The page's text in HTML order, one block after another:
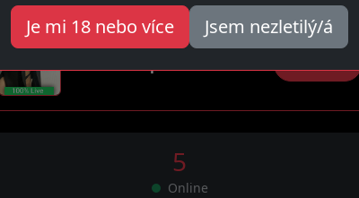
5
Online
Je mi 18 nebo více Jsem nezletilý/á